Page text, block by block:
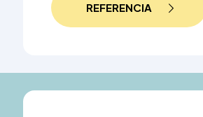
REFERENCIA